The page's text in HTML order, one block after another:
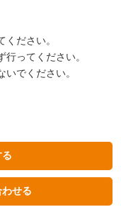
ださい。
ってください。
でください。